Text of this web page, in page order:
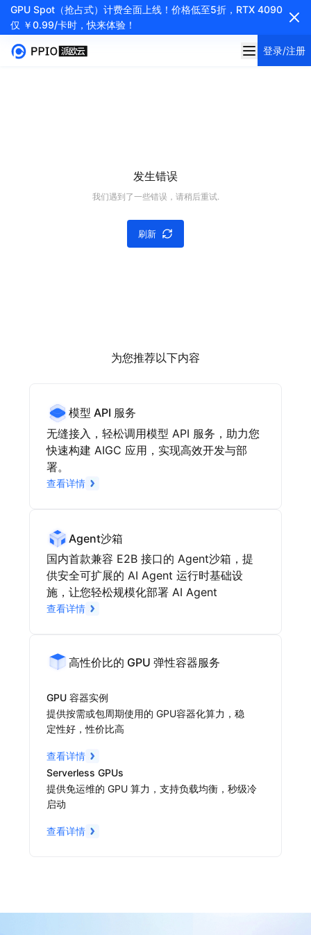
GPU Spot（抢占式）计费全面上线！价格低至5折，RTX 4090
仅 ￥0.99/卡时，快来体验！
登录/注册
发生错误
我们遇到了一些错误，请稍后重试.
刷新
为您推荐以下内容
模型 API 服务
无缝接入，轻松调用模型 API 服务，助力您
快速构建 AIGC 应用，实现高效开发与部
署。
查看详情
Agent沙箱
国内首款兼容 E2B 接口的 Agent沙箱，提
供安全可扩展的 AI Agent 运行时基础设
施，让您轻松规模化部署 AI Agent
查看详情
高性价比的 GPU 弹性容器服务
GPU 容器实例
提供按需或包周期使用的 GPU容器化算力，稳
定性好，性价比高
查看详情
Serverless GPUs
提供免运维的 GPU 算力，支持负载均衡，秒级冷
启动
查看详情